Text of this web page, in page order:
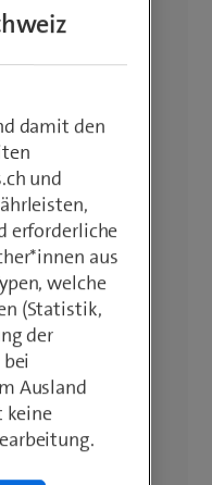
damit den
und
erforderliche
aus
welche
(Statistik,
der
Ausland
keine